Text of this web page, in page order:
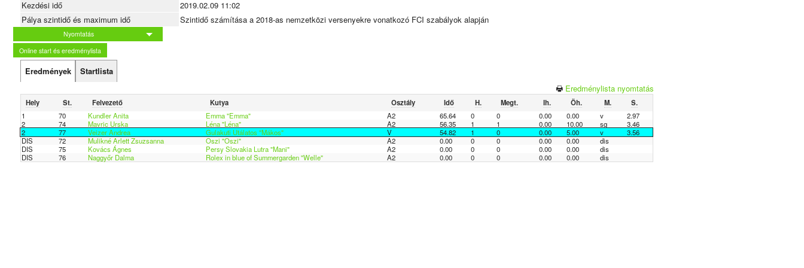
Kezdési idő
2019.02.09 11:02
Pálya szintidő és maximum idő
Szintidő számítása a 2018-as nemzetközi versenyekre vonatkozó FCI szabályok alapján
Nyomtatás
Online start és eredménylista
Eredmények
Startlista
Eredménylista nyomtatás
Hely St. Felvezető Kutya Osztály Idő H. Megt. Ih. Öh. M.
S.
1
70 Kundler Anita Emma "Emma" A2 65.64 0 0 0.00 0.00 v
2.97
2
74 Mavric Urska Léna "Léna" A2 56.35 1 1 0.00 10.00 sg
3.46
2
77 Veizer Andrea Gulakuti Utálatos "Mákos" V 54.82 1 0 0.00 5.00 v
3.56
DIS
72 Mulikné Arlett Zsuzsanna Oszi "Oszi" A2 0.00 0 0 0.00 0.00
dis
DIS
75 Kovács Ágnes Persy Slovakia Lutra "Mani" A2 0.00 0 0 0.00 0.00
dis
DIS
76 Naggyőr Dalma Rolex in blue of Summergarden "Welle" A2 0.00 0 0 0.00 0.00 dis